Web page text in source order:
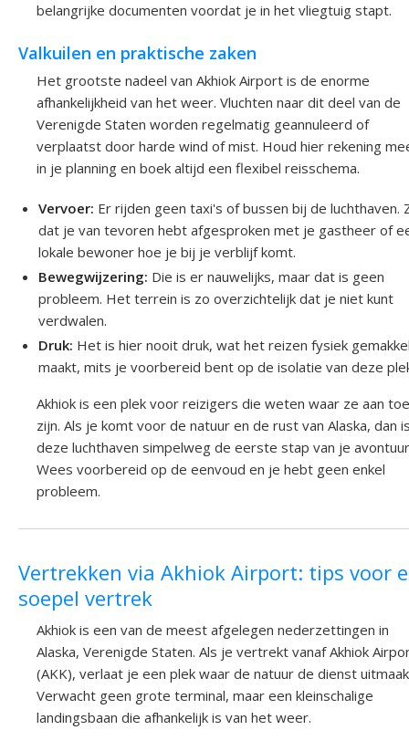
belangrijke documenten voordat je in het vliegtuig stapt.
Valkuilen en praktische zaken
Het grootste nadeel van Akhiok Airport is de enorme
afhankelijkheid van het weer. Vluchten naar dit deel van de
Verenigde Staten worden regelmatig geannuleerd of
verplaatst door harde wind of mist. Houd hier rekening
in je planning en boek altijd een flexibel reisschema.
Vervoer: Er rijden geen taxi's of bussen bij de luchthaven.
dat je van tevoren hebt afgesproken met je gastheer of
lokale bewoner hoe je bij je verblijf komt.
Bewegwijzering: Die is er nauwelijks, maar dat is geen
probleem. Het terrein is zo overzichtelijk dat je niet kunt
verdwalen.
Druk: Het is hier nooit druk, wat het reizen fysiek
maakt, mits je voorbereid bent op de isolatie van deze
Akhiok is een plek voor reizigers die weten waar ze aan toe
zijn. Als je komt voor de natuur en de rust van Alaska, dan
deze luchthaven simpelweg de eerste stap van je
Wees voorbereid op de eenvoud en je hebt geen enkel
probleem.
Vertrekken via Akhiok Airport: tips voor
soepel vertrek
Akhiok is een van de meest afgelegen nederzettingen in
Alaska, Verenigde Staten. Als je vertrekt vanaf Akhiok
(AKK), verlaat je een plek waar de natuur de dienst
Verwacht geen grote terminal, maar een kleinschalige
landingsbaan die afhankelijk is van het weer.